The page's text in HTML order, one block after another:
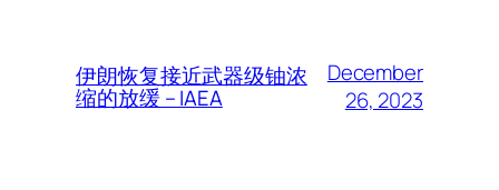
伊朗恢复接近武器级铀浓
缩的放缓 – IAEA
December
26, 2023